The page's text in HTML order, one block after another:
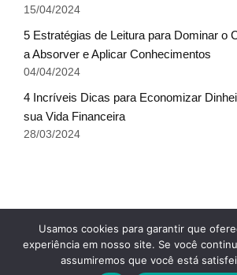
15/04/2024
5 Estratégias de Leitura para Dominar o
a Absorver e Aplicar Conhecimentos
04/04/2024
4 Incríveis Dicas para Economizar
sua Vida Financeira
28/03/2024
Fale conosco
Glossário do
Política de Privacidade
Sobre Nós
Usamos cookies para garantir que
experiência em nosso site. Se você
assumiremos que você está